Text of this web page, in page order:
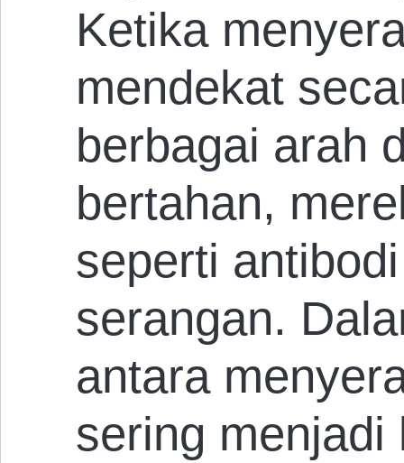
Ketika
mendekat
berbagai arah
bertahan,
seperti
serangan.
antara
sering menjadi